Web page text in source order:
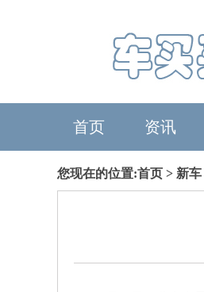
首页 资讯
您现在的位置:首页 > 新车